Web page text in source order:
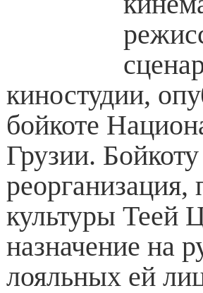
киностудии,
бойкоте
Грузии.
культуры Теей
назначение на
лояльных ей